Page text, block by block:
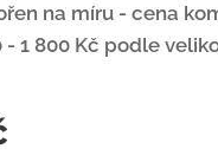
na míru -cena
- 1 800 Kč podle